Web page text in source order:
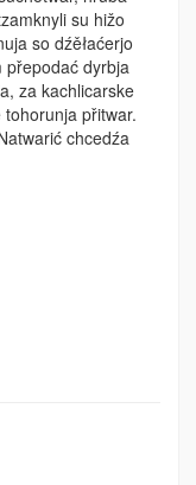
su hižo
so dźěłaćerjo
přepodać dyrbja
za kachlicarske
přitwar.
chcedźa